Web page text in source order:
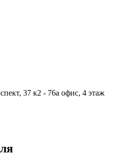
37 к2 - 76а офис, 4 этаж